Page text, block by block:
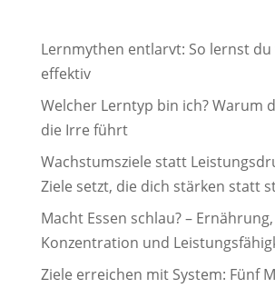
Lernmythen entlarvt: So lernst
effektiv
Welcher Lerntyp bin ich? Warum
die Irre führt
Wachstumsziele statt
Ziele setzt, die dich stärken statt
Macht Essen schlau? – Ernährung,
Konzentration und
Ziele erreichen mit System: Fünf